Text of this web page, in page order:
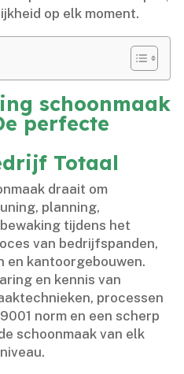
op elk moment.​
schoonmaak
perfecte
Totaal
draait om
planning,
tijdens het
van bedrijfspanden,
en kantoorgebouwen.​
en kennis van
processen
norm en een scherp
schoonmaak van elk